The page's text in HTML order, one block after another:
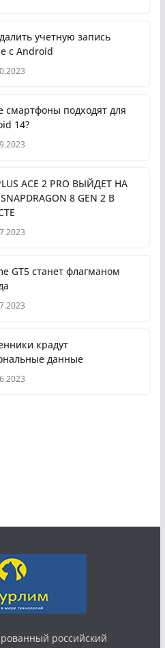
учетную запись
с Android
смартфоны подходят для
14?
ACE 2 PRO ВЫЙДЕТ НА
8 GEN 2 В
GT5 станет флагманом
крадут
данные
российский